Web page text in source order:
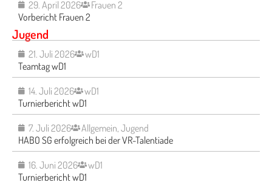
29. April 2026
Frauen 2
Vorbericht Frauen 2
Jugend
21. Juli 2026
wD1
Teamtag wD1
14. Juli 2026
wD1
Turnierbericht wD1
7. Juli 2026 Allgemein, Jugend
HABO SG erfolgreich bei der VR-Talentiade
16. Juni 2026
wD1
Turnierbericht wD1